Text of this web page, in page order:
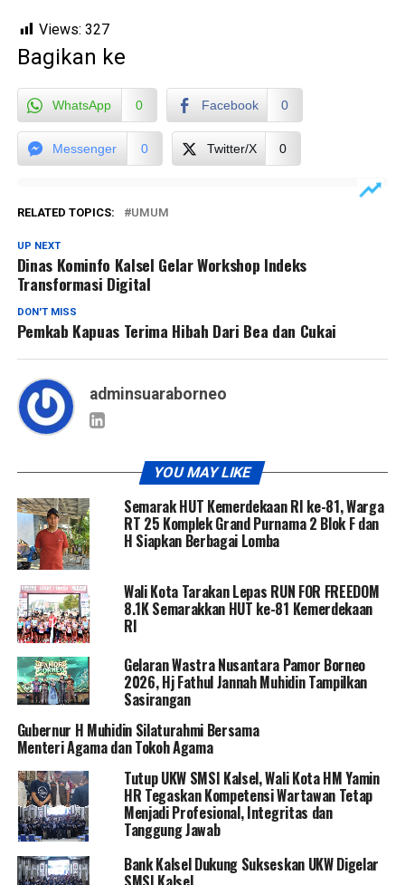
Views: 327
Bagikan ke
WhatsApp 0 Facebook 0
Messenger 0 Twitter/X 0
RELATED TOPICS: UMUM
UP NEXT
Dinas Kominfo Kalsel Gelar Workshop Indeks
Transformasi Digital
DON'T MISS
Pemkab Kapuas Terima Hibah Dari Bea dan Cukai
adminsuaraborneo
YOU MAY LIKE
Semarak HUT Kemerdekaan RI ke-81, Warga
RT 25 Komplek Grand Purnama 2 Blok F dan
H Siapkan Berbagai Lomba
Wali Kota Tarakan Lepas RUN FOR FREEDOM
8.1K Semarakkan HUT ke-81 Kemerdekaan
RI
Gelaran Wastra Nusantara Pamor Borneo
2026, Hj Fathul Jannah Muhidin Tampilkan
Sasirangan
Gubernur H Muhidin Silaturahmi Bersama
Menteri Agama dan Tokoh Agama
Tutup UKW SMSI Kalsel, Wali Kota HM Yamin
HR Tegaskan Kompetensi Wartawan Tetap
Menjadi Profesional, Integritas dan
Tanggung Jawab
Bank Kalsel Dukung Sukseskan UKW Digelar